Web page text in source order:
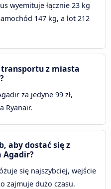
wyemituje łącznie 23 kg
147 kg, a lot 212
z miasta
za jedyne 99 zł,
Ryanair.
aby dostać się z
Agadir?
się najszybciej, wejście
zajmuje dużo czasu.